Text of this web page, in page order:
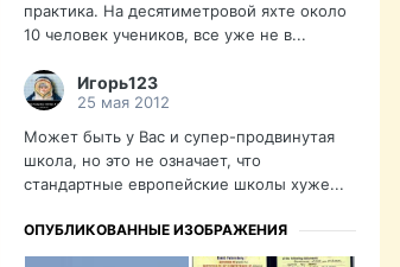
практика. На десятиметровой яхте около
10 человек учеников, все уже не в...
Игорь123
25 мая 2012
Может быть у Вас и супер-продвинутая
школа, но это не означает, что
стандартные европейские школы хуже...
ОПУБЛИКОВАННЫЕ ИЗОБРАЖЕНИЯ